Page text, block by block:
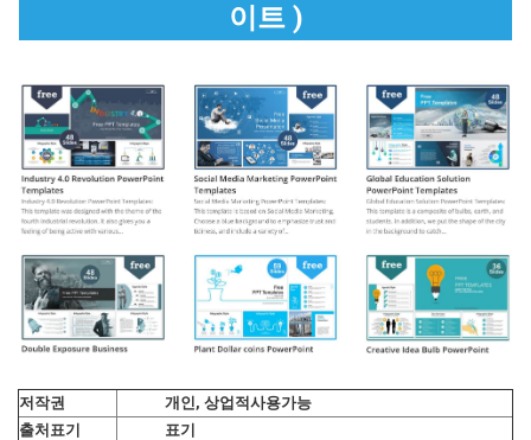
이트 )
저작권
개인, 상업적사용가능
출처표기
표기